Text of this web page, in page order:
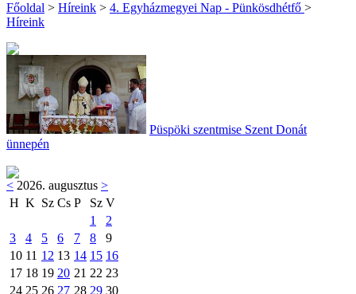
Főoldal > Híreink > 4. Egyházmegyei Nap - Pünkösdhétfő >
Híreink
Püspöki szentmise Szent Donát
ünnepén
< 2026. augusztus >
H K Sz Cs P Sz V
1
2
3
4 5 6 7 8
9
10 11 12 13 14 15 16
17 18 19 20 21 22 23
24 25 26 27 28 29 30